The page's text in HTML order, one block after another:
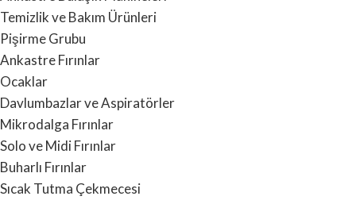
Temizlik ve Bakım Ürünleri
Pişirme Grubu
Ankastre Fırınlar
Ocaklar
Davlumbazlar ve Aspiratörler
Mikrodalga Fırınlar
Solo ve Midi Fırınlar
Buharlı Fırınlar
Sıcak Tutma Çekmecesi